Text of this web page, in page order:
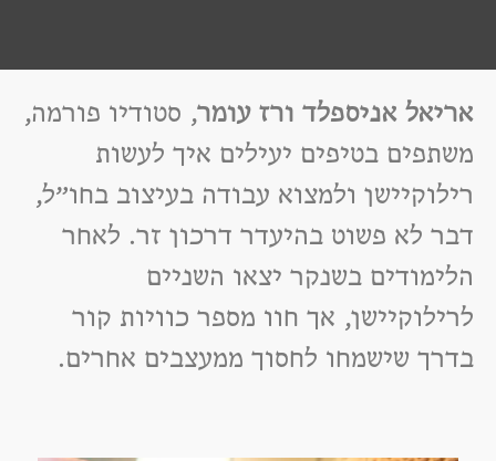
אריאל אניספלד ורז עומר, סטודיו פורמה,
משתפים בטיפים יעילים איך לעשות
רילוקיישן ולמצוא עבודה בעיצוב בחו״ל,
דבר לא פשוט בהיעדר דרכון זר. לאחר
הלימודים בשנקר יצאו השניים
לרילוקיישן, אך חוו מספר כוויות קור
בדרך שישמחו לחסוך ממעצבים אחרים.